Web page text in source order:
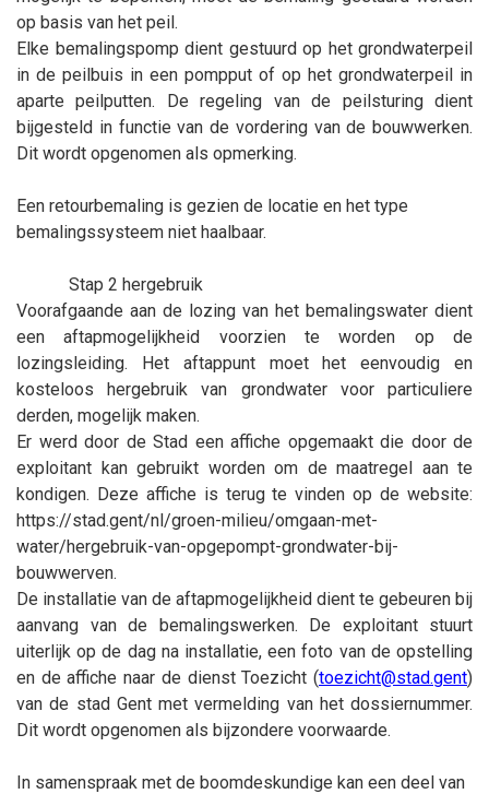
op basis van het peil.
Elke bemalingspomp dient gestuurd op het grondwaterpeil
in de peilbuis in een pompput of op het grondwaterpeil in
aparte peilputten. De regeling van de peilsturing dient
bijgesteld in functie van de vordering van de bouwwerken.
Dit wordt opgenomen als opmerking.
Een retourbemaling is gezien de locatie en het type
bemalingssysteem niet haalbaar.
Stap 2 hergebruik
Voorafgaande aan de lozing van het bemalingswater dient
een aftapmogelijkheid voorzien te worden op de
lozingsleiding. Het aftappunt moet het eenvoudig en
kosteloos hergebruik van grondwater voor particuliere
derden, mogelijk maken.
Er werd door de Stad een affiche opgemaakt die door de
exploitant kan gebruikt worden om de maatregel aan te
kondigen. Deze affiche is terug te vinden op de website:
https://stad.gent/nl/groen-milieu/omgaan-met-
water/hergebruik-van-opgepompt-grondwater-bij-
bouwwerven.
De installatie van de aftapmogelijkheid dient te gebeuren bij
aanvang van de bemalingswerken. De exploitant stuurt
uiterlijk op de dag na installatie, een foto van de opstelling
en de affiche naar de dienst Toezicht (toezicht@stad.gent)
van de stad Gent met vermelding van het dossiernummer.
Dit wordt opgenomen als bijzondere voorwaarde.
In samenspraak met de boomdeskundige kan een deel van